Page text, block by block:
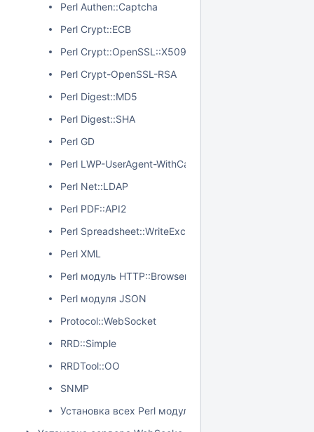
Perl Authen::Captcha
Perl Crypt::ECB
Perl Crypt::OpenSSL::X509
Perl Crypt-OpenSSL-RSA
Perl Digest::MD5
Perl Digest::SHA
Perl GD
Perl LWP-UserAgent-WithCache, URI
Perl Net::LDAP
Perl PDF::API2
Perl Spreadsheet::WriteExcel
Perl XML
Perl модуль HTTP::BrowserDetect
Perl модуля JSON
Protocol::WebSocket
RRD::Simple
RRDTool::OO
SNMP
Установка всех Perl модулей разом